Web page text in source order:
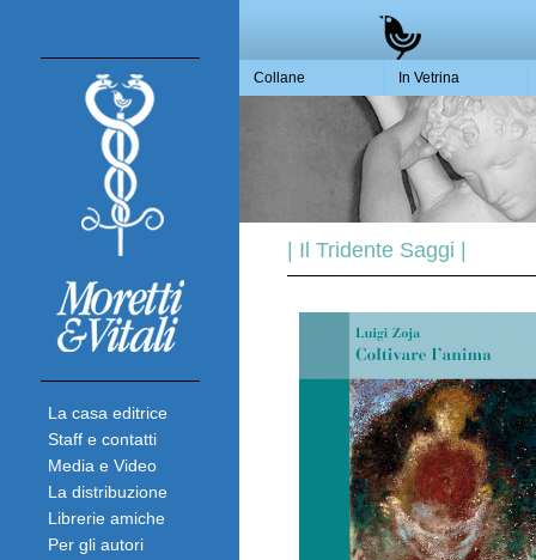
La casa editrice
Staff e contatti
Media e Video
La distribuzione
Librerie amiche
Per gli autori
Collane In Vetrina
| Il Tridente Saggi |